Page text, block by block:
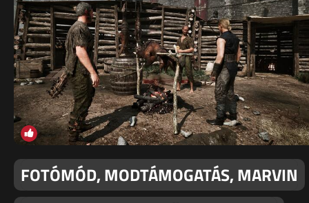
FOTÓMÓD, MODTÁMOGATÁS, MARVIN